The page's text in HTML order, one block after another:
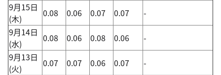
9月15日
(木)
0.08 0.06 0.07 0.07
-
9月14日
(水)
0.08 0.06 0.08 0.06
-
9月13日
(火)
0.07 0.07 0.06 0.07
-